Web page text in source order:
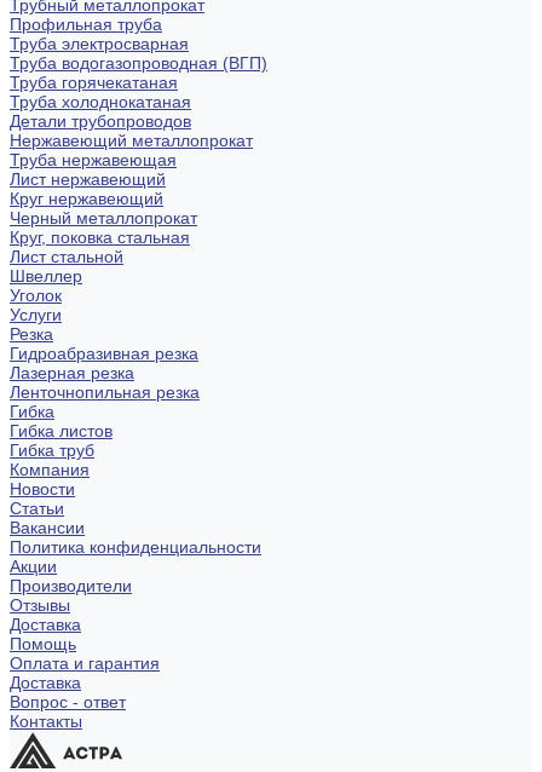
Трубный металлопрокат
Профильная труба
Труба электросварная
Труба водогазопроводная (ВГП)
Труба горячекатаная
Труба холоднокатаная
Детали трубопроводов
Нержавеющий металлопрокат
Труба нержавеющая
Лист нержавеющий
Круг нержавеющий
Черный металлопрокат
Круг, поковка стальная
Лист стальной
Швеллер
Уголок
Услуги
Резка
Гидроабразивная резка
Лазерная резка
Ленточнопильная резка
Гибка
Гибка листов
Гибка труб
Компания
Новости
Статьи
Вакансии
Политика конфиденциальности
Акции
Производители
Отзывы
Доставка
Помощь
Оплата и гарантия
Доставка
Вопрос - ответ
Контакты